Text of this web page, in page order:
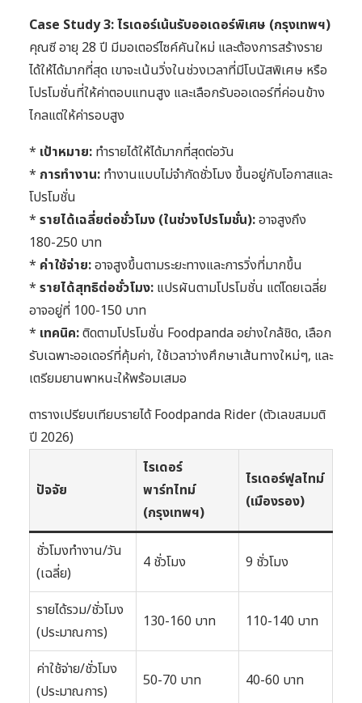
Case Study 3: ไรเดอร์เน้นรับออเดอร์พิเศษ (กรุงเทพฯ)
คุณซี อายุ 28 ปี มีมอเตอร์ไซค์คันใหม่ และต้องการสร้างราย
ได้ให้ได้มากที่สุด เขาจะเน้นวิ่งในช่วงเวลาที่มีโบนัสพิเศษ หรือ
โปรโมชั่นที่ให้ค่าตอบแทนสูง และเลือกรับออเดอร์ที่ค่อนข้าง
ไกลแต่ให้ค่ารอบสูง
* เป้าหมาย: ทำรายได้ให้ได้มากที่สุดต่อวัน
* การทำงาน: ทำงานแบบไม่จำกัดชั่วโมง ขึ้นอยู่กับโอกาสและ
โปรโมชั่น
* รายได้เฉลี่ยต่อชั่วโมง (ในช่วงโปรโมชั่น):อาจสูงถึง
180-250 บาท
* ค่าใช้จ่าย:อาจสูงขึ้นตามระยะทางและการวิ่งที่มากขึ้น
* รายได้สุทธิต่อชั่วโมง: แปรผันตามโปรโมชั่น แต่โดยเฉลี่ย
อาจอยู่ที่ 100-150 บาท
* เทคนิค:ติดตามโปรโมชั่น Foodpanda อย่างใกล้ชิด, เลือก
รับเฉพาะออเดอร์ที่คุ้มค่า, ใช้เวลาว่างศึกษาเส้นทางใหม่ๆ, และ
เตรียมยานพาหนะให้พร้อมเสมอ
ตารางเปรียบเทียบรายได้ Foodpanda Rider (ตัวเลขสมมติ
ปี 2026)
ปัจจัย
ไรเดอร์
พาร์ทไทม์
(กรุงเทพฯ)
ไรเดอร์ฟูลไทม์
(เมืองรอง)
ชั่วโมงทำงาน/วัน
(เฉลี่ย)
4 ชั่วโมง 9 ชั่วโมง
รายได้รวม/ชั่วโมง
(ประมาณการ)
130-160 บาท 110-140 บาท
ค่าใช้จ่าย/ชั่วโมง
(ประมาณการ)
50-70 บาท 40-60 บาท